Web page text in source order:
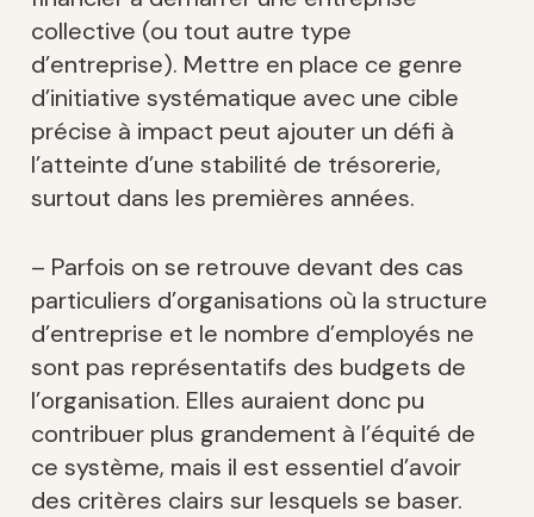
collective (ou tout autre type
d’entreprise). Mettre en place ce genre
d’initiative systématique avec une cible
précise à impact peut ajouter un défi à
l’atteinte d’une stabilité de trésorerie,
surtout dans les premières années.
– Parfois on se retrouve devant des cas
particuliers d’organisations où la structure
d’entreprise et le nombre d’employés ne
sont pas représentatifs des budgets de
l’organisation. Elles auraient donc pu
contribuer plus grandement à l’équité de
ce système, mais il est essentiel d’avoir
des critères clairs sur lesquels se baser.